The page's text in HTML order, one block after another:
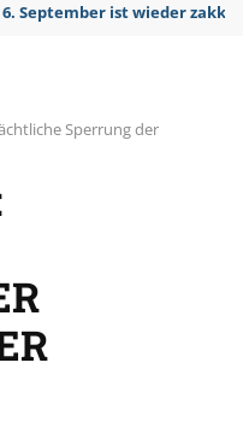
September ist wieder zakk
Sperrung der